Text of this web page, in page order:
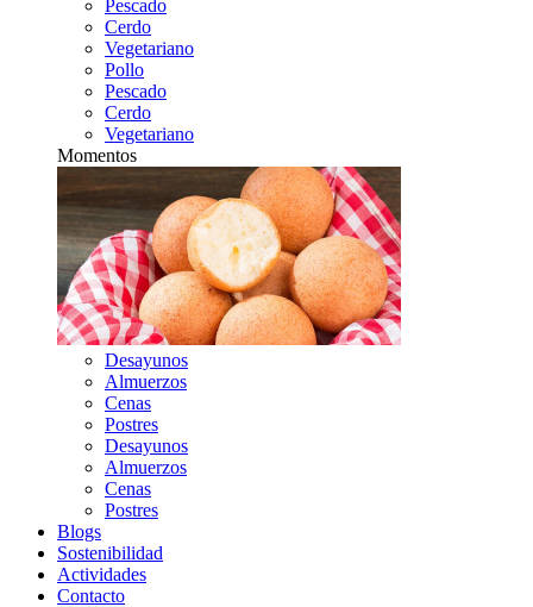
Pescado
Cerdo
Vegetariano
Pollo
Pescado
Cerdo
Vegetariano
Momentos
Desayunos
Almuerzos
Cenas
Postres
Desayunos
Almuerzos
Cenas
Postres
Blogs
Sostenibilidad
Actividades
Contacto